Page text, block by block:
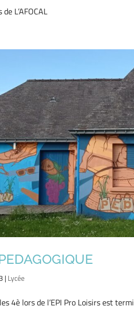
L’AFOCAL
|Lycée
4è lors de l’EPI Pro Loisirs est